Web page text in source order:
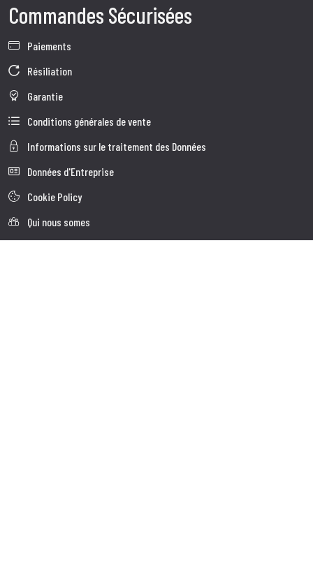
Commandes Sécurisées
Paiements
Résiliation
Garantie
Conditions générales de vente
Informations sur le traitement des Données
Données d'Entreprise
Cookie Policy
Qui nous somes